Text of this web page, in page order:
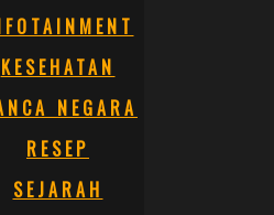
KESEHATAN
NEGARA
RESEP
SEJARAH